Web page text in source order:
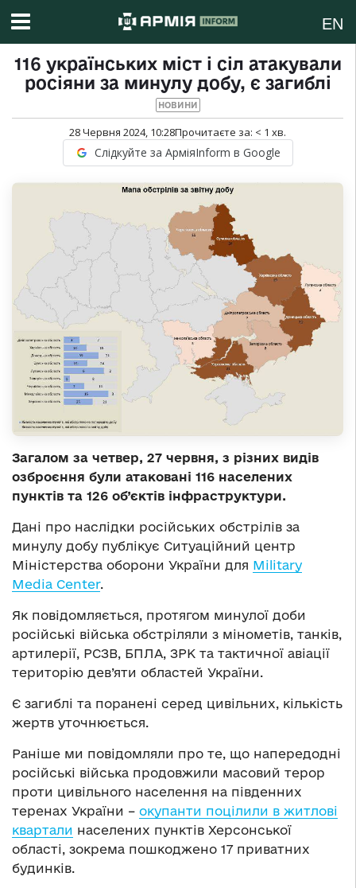
EN
116 українських міст і сіл атакували
росіяни за минулу добу, є загиблі
НОВИНИ
28 Червня 2024, 10:28Прочитаєте за: < 1 хв.
Слідкуйте за АрміяInform в Google
Загалом за четвер, 27 червня, з різних видів
озброєння були атаковані 116 населених
пунктів та 126 об’єктів інфраструктури.
Дані про наслідки російських обстрілів за
минулу добу публікує Ситуаційний центр
Міністерства оборони України для Military
Media Center.
Як повідомляється, протягом минулої доби
російські війська обстріляли з мінометів, танків,
артилерії, РСЗВ, БПЛА, ЗРК та тактичної авіації
територію дев’яти областей України.
Є загиблі та поранені серед цивільних, кількість
жертв уточнюється.
Раніше ми повідомляли про те, що напередодні
російські війська продовжили масовий терор
проти цивільного населення на південних
теренах України – окупанти поцілили в житлові
квартали населених пунктів Херсонської
області, зокрема пошкоджено 17 приватних
будинків.